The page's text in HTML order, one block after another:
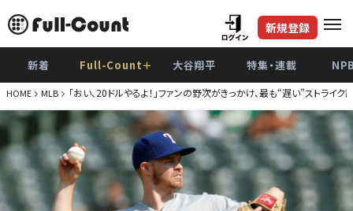
新規登録
新着 Full-Count＋ 大谷翔平 特集・連載
HOME MLB 「おい、20ドルやるよ！」ファンの野次がきっかけ、最も“遅い”ストライク